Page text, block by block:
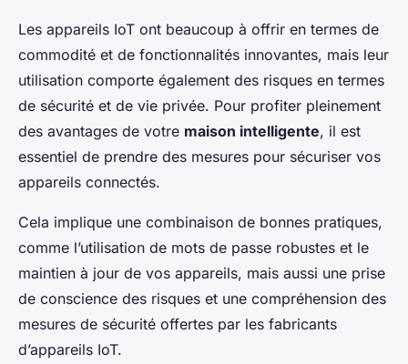
Les appareils IoT ont beaucoup à offrir en termes de
commodité et de fonctionnalités innovantes, mais leur
utilisation comporte également des risques en termes
de sécurité et de vie privée. Pour profiter pleinement
des avantages de votre maison intelligente, il est
essentiel de prendre des mesures pour sécuriser vos
appareils connectés.
Cela implique une combinaison de bonnes pratiques,
comme l’utilisation de mots de passe robustes et le
maintien à jour de vos appareils, mais aussi une prise
de conscience des risques et une compréhension des
mesures de sécurité offertes par les fabricants
d’appareils IoT.